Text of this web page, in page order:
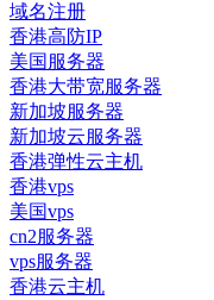
域名注册
香港高防IP
美国服务器
香港大带宽服务器
新加坡服务器
新加坡云服务器
香港弹性云主机
香港vps
美国vps
cn2服务器
vps服务器
香港云主机